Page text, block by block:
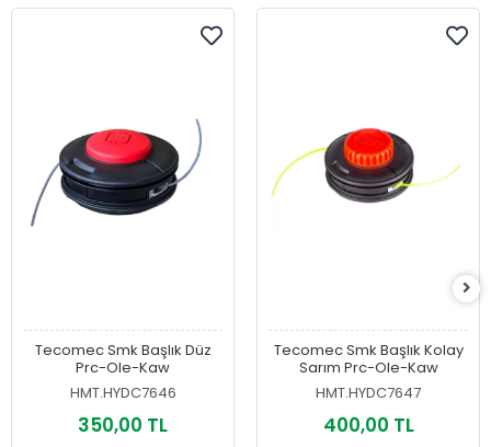
Tecomec Smk Başlık Düz
Prc-Ole-Kaw
HMT.HYDC7646
350,00 TL
Tecomec Smk Başlık Kolay
Sarım Prc-Ole-Kaw
HMT.HYDC7647
400,00 TL